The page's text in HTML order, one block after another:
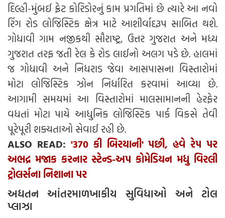
દિલ્હી-મુંબઈ ફ્રેટ કોરિડોરનું કામ પ્રગતિમાં છે ત્યારે આ નવો
રિંગ રોડ લોજિસ્ટિક ક્ષેત્ર માટે આશીર્વાદરૂપ સાબિત થશે.
ગોધાવી ગામ નજીકથી સૌરાષ્ટ્ર, ઉત્તર ગુજરાત અને મધ્ય
ગુજરાત તરફ જતી રેલ કે રોડ લાઈનો અલગ પડે છે. હાલમાં
જ ગોધાવી અને નિધરાડ જેવા આસપાસના વિસ્તારોમાં
મોટા લોજિસ્ટિક ઝોન નિર્ધારિત કરવામાં આવ્યા છે.
આગામી સમયમાં આ વિસ્તારોમાં માલસામાનની હેરફેર
વધતાં મોટા પાયે આધુનિક લોજિસ્ટિક પાર્ક વિકસે તેવી
પૂરેપૂરી શક્યતાઓ સેવાઈ રહી છે.
ALSO READ: '370 કી બિરયાની' પછી, હવે રેપ પર
અભદ્ર મજાક કરનાર સ્ટેન્ડ-અપ કોમેડિયન મધુ વિરલી
ટ્રોલર્સના નિશાના પર
અદ્યતન આંતરમાળખાકીય સુવિધાઓ અને ટોલ
પ્લાઝા